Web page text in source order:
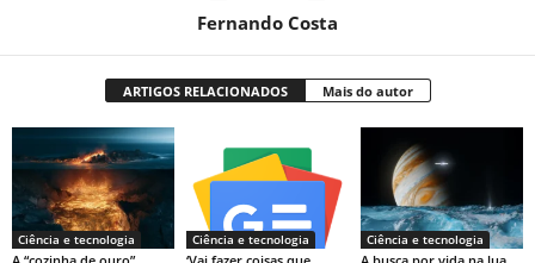
Fernando Costa
ARTIGOS RELACIONADOS Mais do autor
Ciência e tecnologia Ciência e tecnologia Ciência e tecnologia